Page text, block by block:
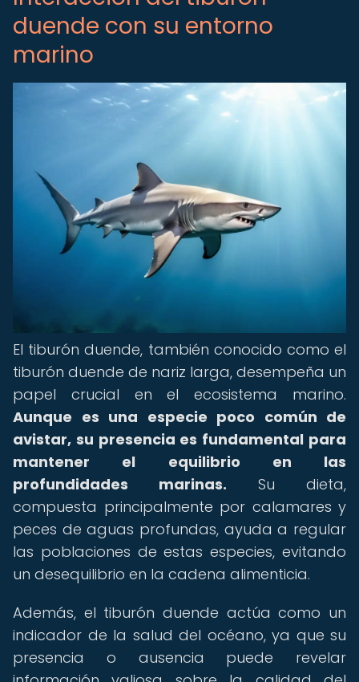
duende con su entorno
marino
El tiburón duende, también conocido como el
tiburón duende de nariz larga, desempeña un
papel crucial en el ecosistema marino.
Aunque es una especie poco común de
avistar, su presencia es fundamental para
mantener el equilibrio en las
profundidades marinas. Su dieta,
compuesta principalmente por calamares y
peces de aguas profundas, ayuda a regular
las poblaciones de estas especies, evitando
un desequilibrio en la cadena alimenticia.
Además, el tiburón duende actúa como un
indicador de la salud del océano, ya que su
presencia o ausencia puede revelar